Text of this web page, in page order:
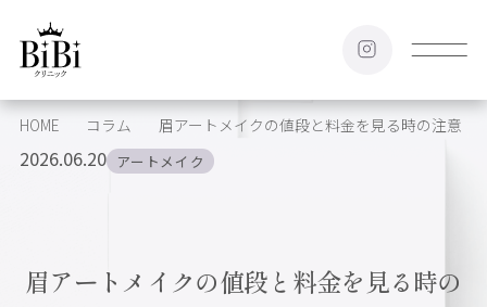
HOME コラム 眉アートメイクの値段と料金を見る時の注意｜
2026.06.20 アートメイク
眉アートメイクの値段と料金を見る時の